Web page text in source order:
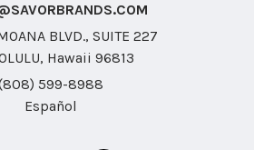
BLVD., SUITE 227
Hawaii 96813
599-8988
Español